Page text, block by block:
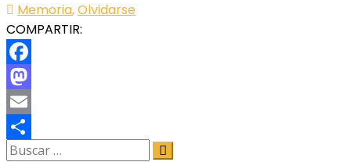
Memoria,Olvidarse
COMPARTIR:
Facebook
Mastodon
Email
Share